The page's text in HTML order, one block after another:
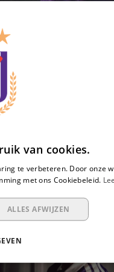
van cookies.
te verbeteren. Door onze
met ons Cookiebeleid.
ALLES AFWIJZEN